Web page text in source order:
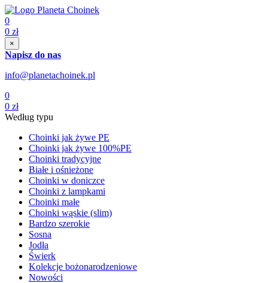
0
0 zł
×
Napisz do nas
info@planetachoinek.pl
0
0 zł
Według typu
Choinki jak żywe PE
Choinki jak żywe 100%PE
Choinki tradycyjne
Białe i ośnieżone
Choinki w doniczce
Choinki z lampkami
Choinki małe
Choinki wąskie (slim)
Bardzo szerokie
Sosna
Jodła
Świerk
Kolekcje bożonarodzeniowe
Nowości